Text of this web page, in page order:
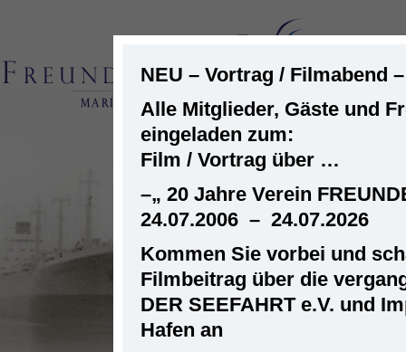
NEU – Vortrag / Filmabend
Alle Mitglieder, Gäste und
eingeladen zum:
Film / Vortrag über …
–„ 20 Jahre Verein
24.07.2006 – 24.07.2026
Kommen Sie vorbei und
Filmbeitrag über die
DER SEEFAHRT e.V. und
Hafen an